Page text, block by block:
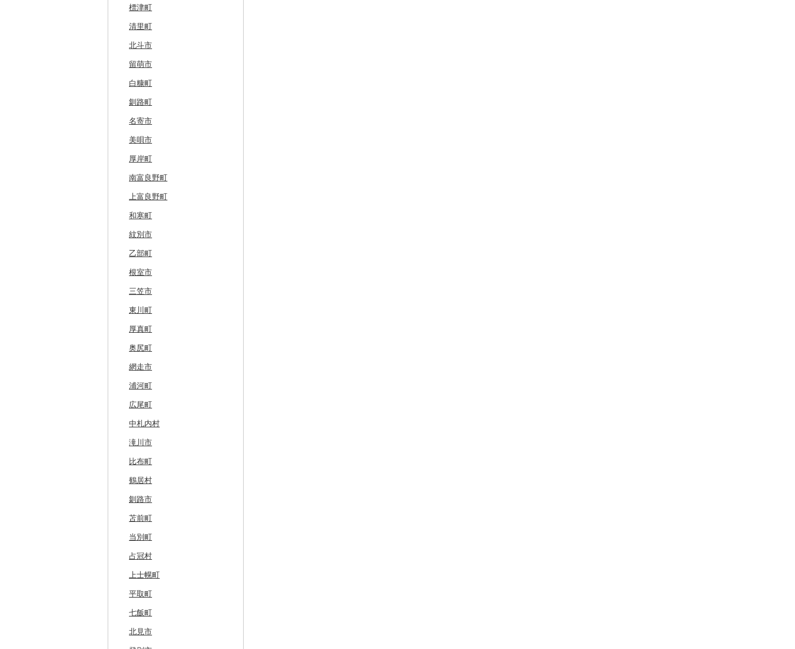
標津町
清里町
北斗市
留萌市
白糠町
釧路町
名寄市
美唄市
厚岸町
南富良野町
上富良野町
和寒町
紋別市
乙部町
根室市
三笠市
東川町
厚真町
奥尻町
網走市
浦河町
広尾町
中札内村
滝川市
比布町
鶴居村
釧路市
苫前町
当別町
占冠村
上士幌町
平取町
七飯町
北見市